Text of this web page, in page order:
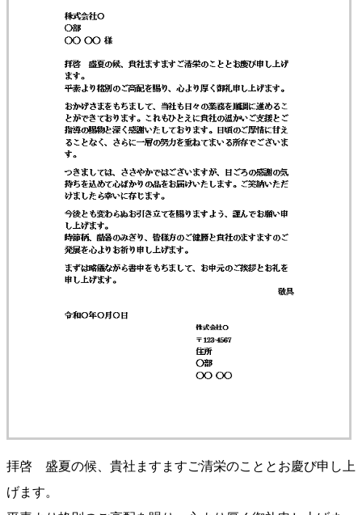
拝啓 盛夏の候、貴社ますますご清栄のこととお慶び申し上
げます。